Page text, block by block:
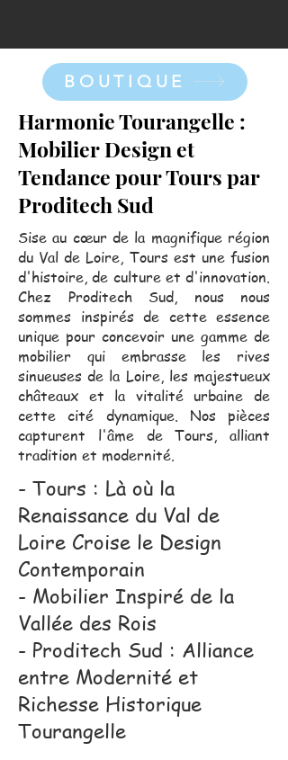
BOUTIQUE
Harmonie Tourangelle :
Mobilier Design et
Tendance pour Tours par
Proditech Sud
Sise au cœur de la magnifique région
du Val de Loire, Tours est une fusion
d'histoire, de culture et d'innovation.
Chez Proditech Sud, nous nous
sommes inspirés de cette essence
unique pour concevoir une gamme de
mobilier qui embrasse les rives
sinueuses de la Loire, les majestueux
châteaux et la vitalité urbaine de
cette cité dynamique. Nos pièces
capturent l'âme de Tours, alliant
tradition et modernité.
- Tours : Là où la
Renaissance du Val de
Loire Croise le Design
Contemporain
- Mobilier Inspiré de la
Vallée des Rois
- Proditech Sud : Alliance
entre Modernité et
Richesse Historique
Tourangelle